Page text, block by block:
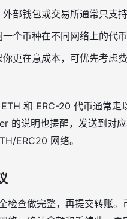
外部钱包或交易所通常只支
一个币种在不同网络上的代币
你更在意成本，可优先考虑
和 ERC-20 代币通常走
的说明也提醒，发送到对
ERC20 网络。
检查做完整，再提交转账